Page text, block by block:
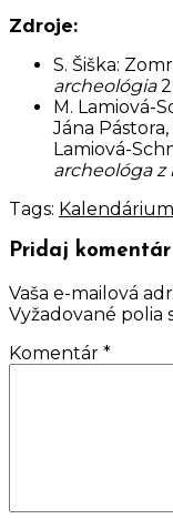
Zdroje:
S. Šiška:
archeológia
M. Lamiová-
Jána Pástora,
Lamiová-
archeológa z
Tags: Kalendárium
Pridaj komentár
Vaša e-mailová
Vyžadované polia
Komentár *